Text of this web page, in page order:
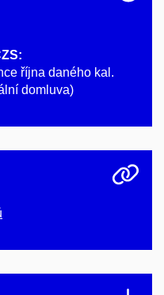
října daného kal.
domluva)